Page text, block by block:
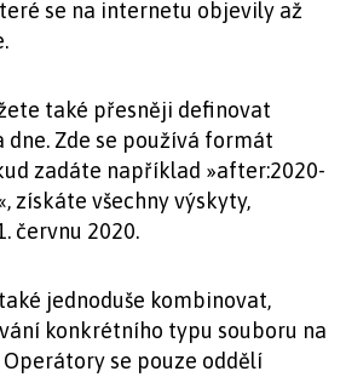
se na internetu objevily až
také přesněji definovat
Zde se používá formát
zadáte například »after:2020-
získáte všechny výskyty,
červnu 2020.
jednoduše kombinovat,
konkrétního typu souboru na
se pouze oddělí